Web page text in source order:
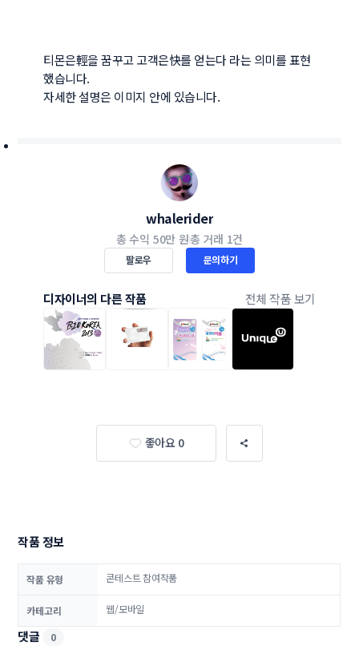
티몬은輕을 꿈꾸고 고객은快를 얻는다 라는 의미를 표현
했습니다.
자세한 설명은 이미지 안에 있습니다.
whalerider
총 수익 50만 원총 거래 1건
팔로우 문의하기
디자이너의 다른 작품 전체 작품 보기
좋아요 0
작품 정보
작품 유형 콘테스트 참여작품
카테고리 웹/모바일
댓글 0